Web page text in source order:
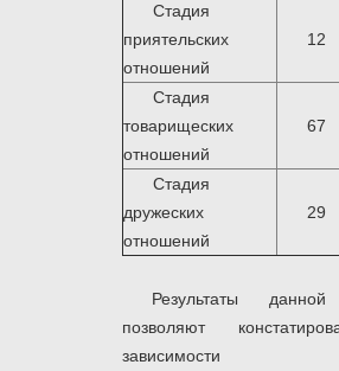
Стадия
приятельских
отношений
12
Стадия
товарищеских
отношений
67
Стадия
дружеских
отношений
29
Результаты
позволяют
зависимости